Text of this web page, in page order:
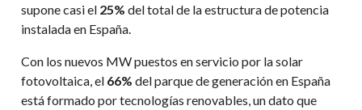
supone casi el 25% del total de la estructura de potencia
instalada en España.
Con los nuevos MW puestos en servicio por la solar
fotovoltaica, el 66% del parque de generación en España
está formado por tecnologías renovables, un dato que